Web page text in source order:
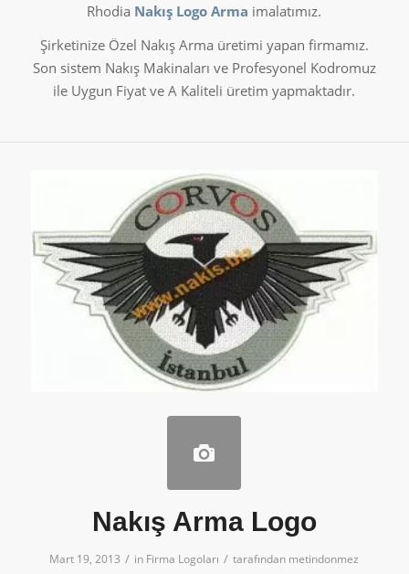
Rhodia Nakış Logo Arma imalatımız.
Şirketinize Özel Nakış Arma üretimi yapan firmamız.
Son sistem Nakış Makinaları ve Profesyonel Kodromuz
ile Uygun Fiyat ve A Kaliteli üretim yapmaktadır.
Nakış Arma Logo
Mart 19, 2013 / in Firma Logoları / tarafından metindonmez